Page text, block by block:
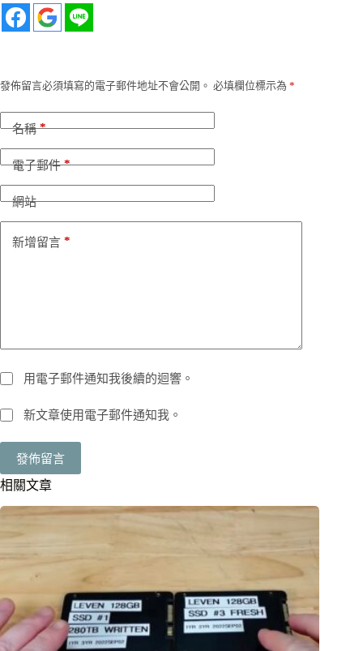
發佈留言必須填寫的電子郵件地址不會公開。 必填欄位標示為 *
名稱*
電子郵件*
網站
新增留言 *
用電子郵件通知我後續的迴響。
新文章使用電子郵件通知我。
發佈留言
相關文章